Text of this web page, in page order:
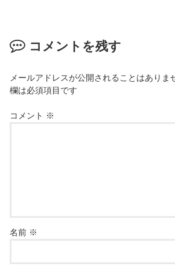
コメントを残す
メールアドレスが公開されることはありま
欄は必須項目です
コメント ※
名前 ※